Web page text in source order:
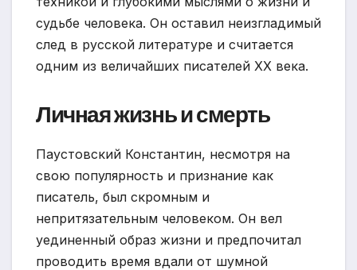
судьбе человека. Он оставил неизгладимый
след в русской литературе и считается
одним из величайших писателей XX века.
Личная жизнь и смерть
Паустовский Константин, несмотря на
свою популярность и признание как
писатель, был скромным и
непритязательным человеком. Он вел
уединенный образ жизни и предпочитал
проводить время вдали от шумной